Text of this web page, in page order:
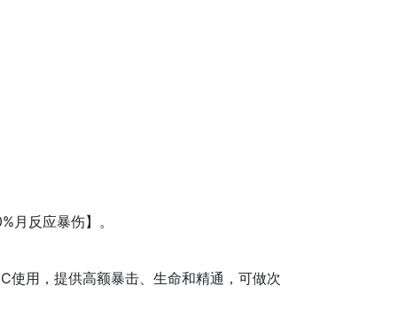
月反应暴伤】。
使用，提供高额暴击、生命和精通，可做次